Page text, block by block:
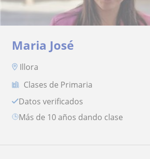
Maria José
Illora
Clases de Primaria
Datos verificados
más de 10 años dando clase